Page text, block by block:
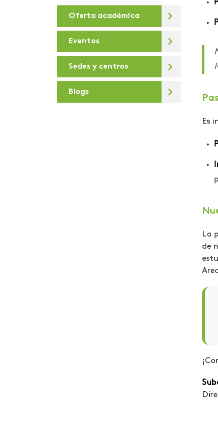
De la U
Debates virtuales
Deportes
Día de la sostenibilidad
Diálogos para la
Oferta académica
Eventos
Sedes y centros
Blogs
Es
La
de